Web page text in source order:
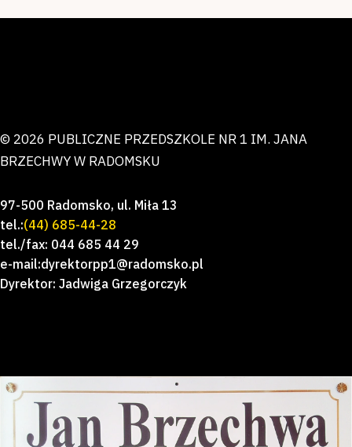
© 2026 PUBLICZNE PRZEDSZKOLE NR 1 IM. JANA
BRZECHWY W RADOMSKU
97-500 Radomsko, ul. Miła 13
tel.:(44) 685-44-28
tel./fax: 044 685 44 29
e-mail:dyrektorpp1@radomsko.pl
Dyrektor: Jadwiga Grzegorczyk